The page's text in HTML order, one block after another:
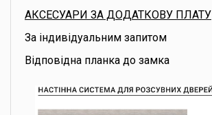
АКСЕСУАРИ ЗА ДОДАТКОВУ ПЛАТУ
За індивідуальним запитом
Відповідна планка до замка